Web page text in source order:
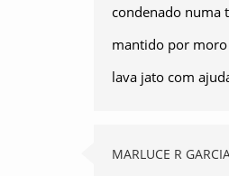
condenado numa
mantido por
lava jato com
MARLUCE R